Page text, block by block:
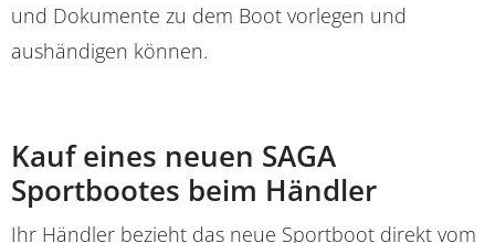
und Dokumente zu dem Boot vorlegen und
aushändigen können.
Kauf eines neuen SAGA
Sportbootes beim Händler
Ihr Händler bezieht das neue Sportboot direkt vom